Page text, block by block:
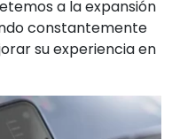
a la expansión
constantemente
su experiencia en